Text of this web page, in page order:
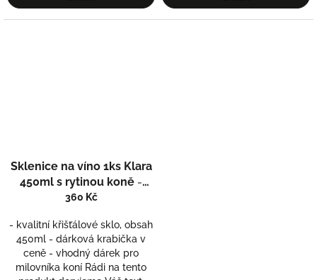
hodnocení
produktu
je
z
5
hvězdiček.
Sklenice na víno 1ks Klara
450ml s rytinou koně -
ručně ryté (broušené),
360 Kč
- kvalitní křišťálové sklo, obsah
450ml - dárková krabička v
ceně - vhodný dárek pro
milovníka koní Rádi na tento